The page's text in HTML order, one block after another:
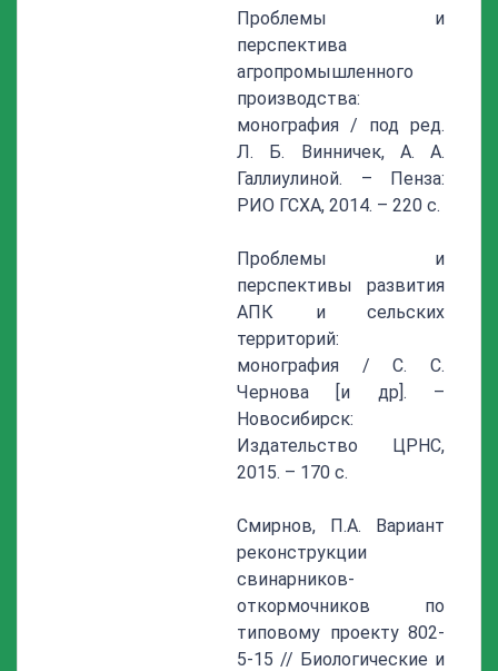
Проблемы и
перспектива
агропромышленного
производства:
монография / под ред.
Л. Б. Винничек, А. А.
Галлиулиной. – Пенза:
РИО ГСХА, 2014. – 220 с.
Проблемы и
перспективы развития
АПК и сельских
территорий:
монография / С. С.
Чернова [и др]. –
Новосибирск:
Издательство ЦРНС,
2015. – 170 с.
Смирнов, П.А. Вариант
реконструкции
свинарников-
откормочников по
типовому проекту 802-
5-15 // Биологические и